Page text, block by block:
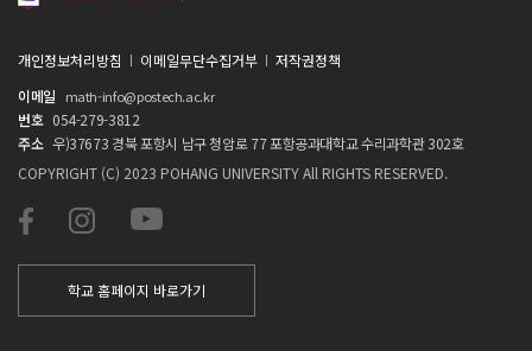
개인정보처리방침 이메일무단수집거부
저작권정책
이메일
math-info@postech.ac.kr
번호 054-279-3812
주소 우)37673 경북 포항시 남구 청암로 77 포항공과대학교 수리과학관 302호
COPYRIGHT (C) 2023 POHANG UNIVERSITY All RIGHTS RESERVED.
학교 홈페이지 바로가기